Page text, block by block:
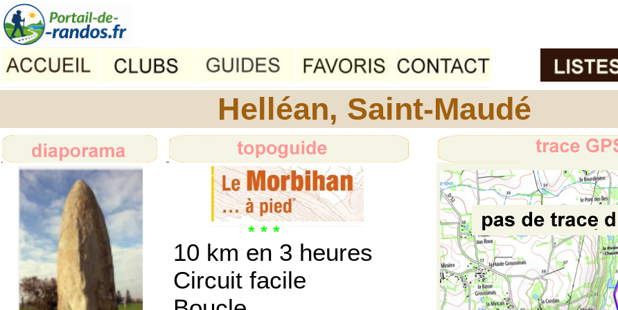
Helléan, Saint-Maudé
10 km en 3 heures
Circuit facile